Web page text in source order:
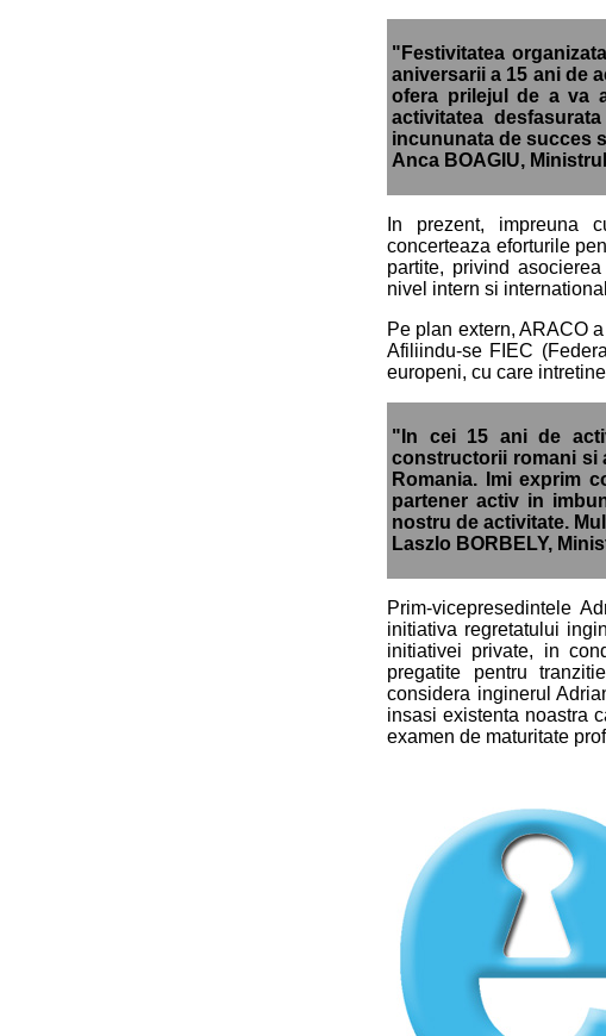
"Festivitatea
aniversarii a 15 ani de
ofera prilejul de a va
activitatea
incununata de succes
Anca BOAGIU,
In prezent, impreuna
concerteaza eforturile
partite, privind
nivel intern si
Pe plan extern, ARACO
Afiliindu-se FIEC
europeni, cu care
"In cei 15 ani de
constructorii romani si
Romania. Imi exprim
partener activ in
nostru de activitate.
Laszlo BORBELY,
Prim-vicepresedintele
initiativa regretatului
initiativei private, in
pregatite pentru
considera inginerul
insasi existenta noastra
examen de maturitate